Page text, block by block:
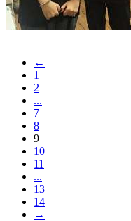
←
1
2
...
7
8
9
10
11
...
13
14
→